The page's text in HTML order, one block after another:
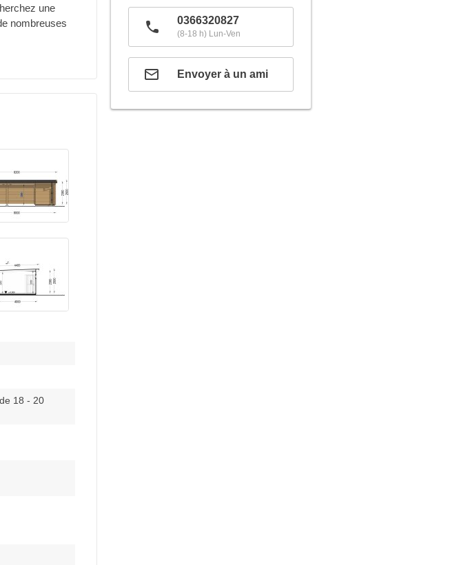
une
nombreuses
18 - 20
0366320827
(8-18 h) Lun-Ven
Envoyer à un ami